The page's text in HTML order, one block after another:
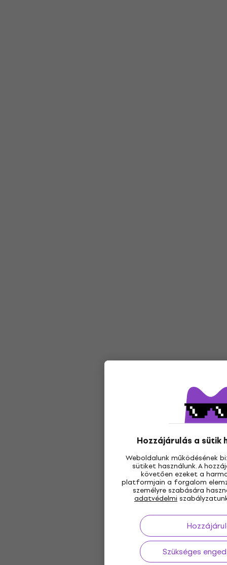
Hozzájárulás a sütik
Weboldalunk működésének
sütiket használunk. A
követően ezeket a
platformjain a forgalom
személyre szabására
adatvédelmi
Szükséges